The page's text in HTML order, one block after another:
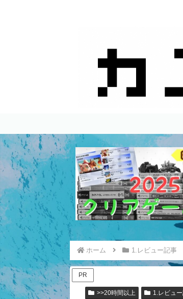
ホーム 1.レビュー記事
PR
>>20時間以上 1.レビュ